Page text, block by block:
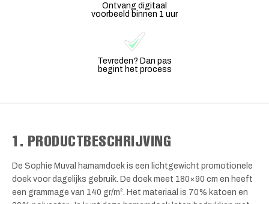
Ontvang digitaal
voorbeeld binnen 1 uur
Tevreden? Dan pas
begint het process
1. PRODUCTBESCHRIJVING
De Sophie Muval hamamdoek is een lichtgewicht promotionele
doek voor dagelijks gebruik. De doek meet 180×90 cm en heeft
een grammage van 140 gr/m². Het materiaal is 70% katoen en